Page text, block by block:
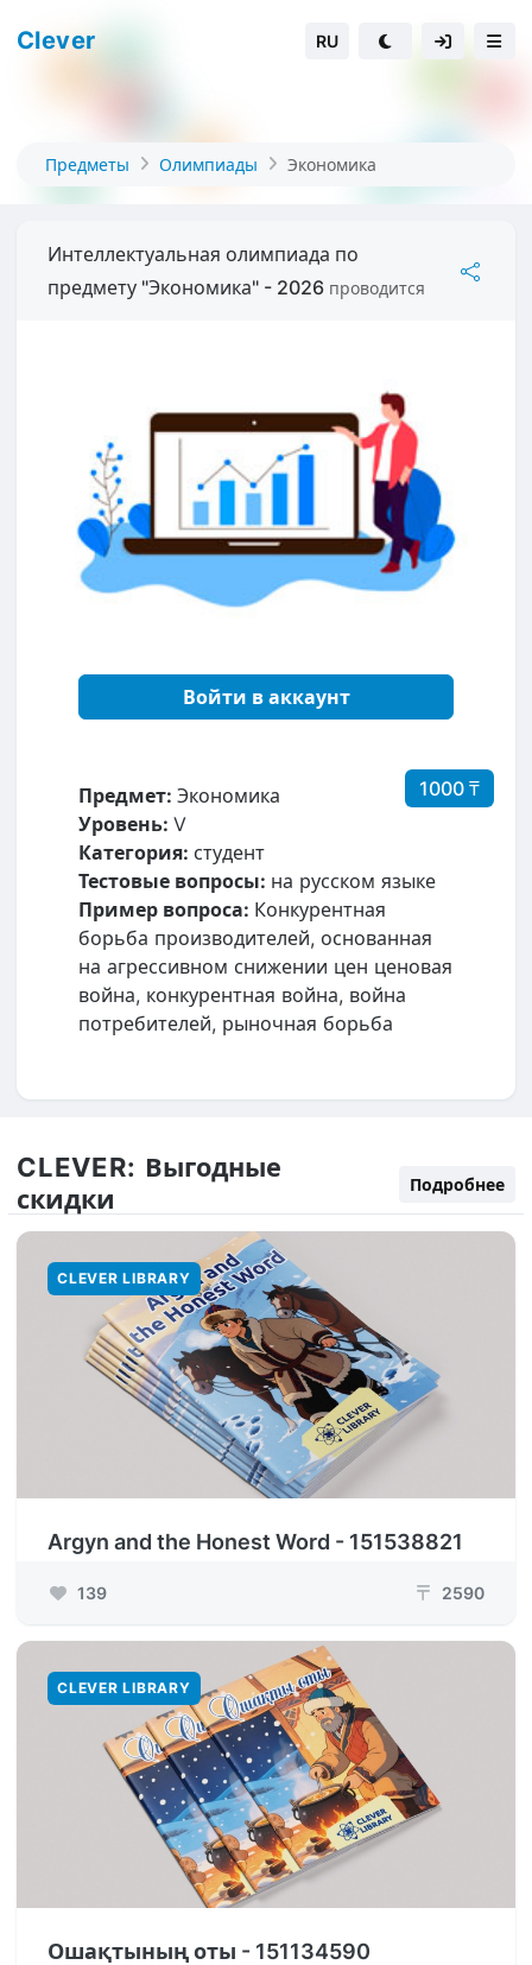
Clever RU
Предметы Олимпиады Экономика
Интеллектуальная олимпиада по
предмету "Экономика" - 2026 проводится
Войти в аккаунт
1000 ₸
Предмет: Экономика
Уровень: V
Категория: студент
Тестовые вопросы: на русском языке
Пример вопроса: Конкурентная
борьба производителей, основанная
на агрессивном снижении цен ценовая
война, конкурентная война, война
потребителей, рыночная борьба
CLEVER: Выгодные
скидки
Подробнее
CLEVER LIBRARY
Argyn and the Honest Word - 151538821
139 ₸ 2590
CLEVER LIBRARY
Ошақтының оты - 151134590